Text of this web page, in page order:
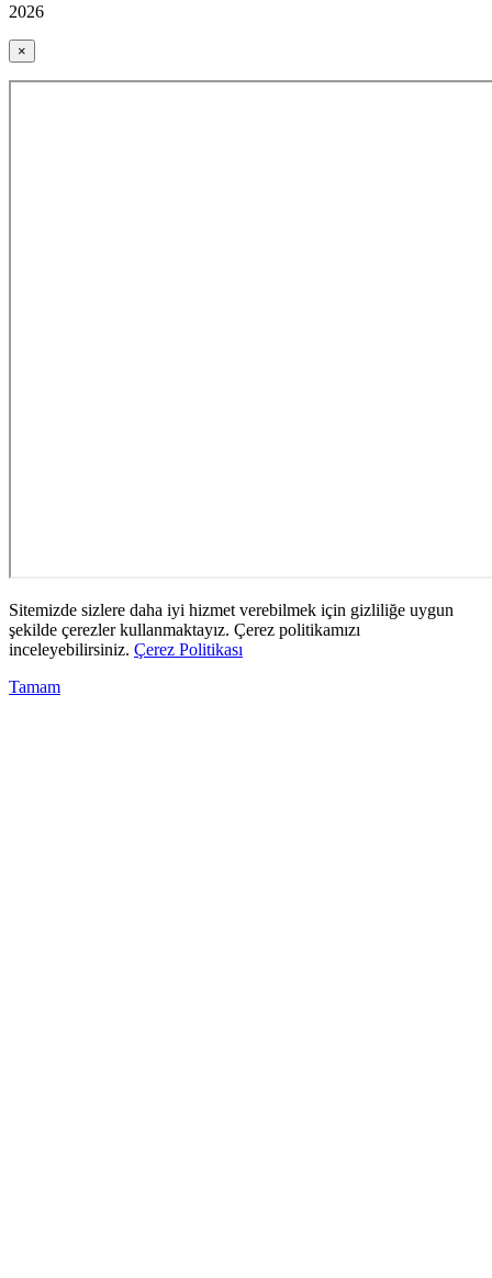
2026
×
Sitemizde sizlere daha iyi hizmet verebilmek için gizliliğe uygun
şekilde çerezler kullanmaktayız. Çerez politikamızı
inceleyebilirsiniz. Çerez Politikası
Tamam